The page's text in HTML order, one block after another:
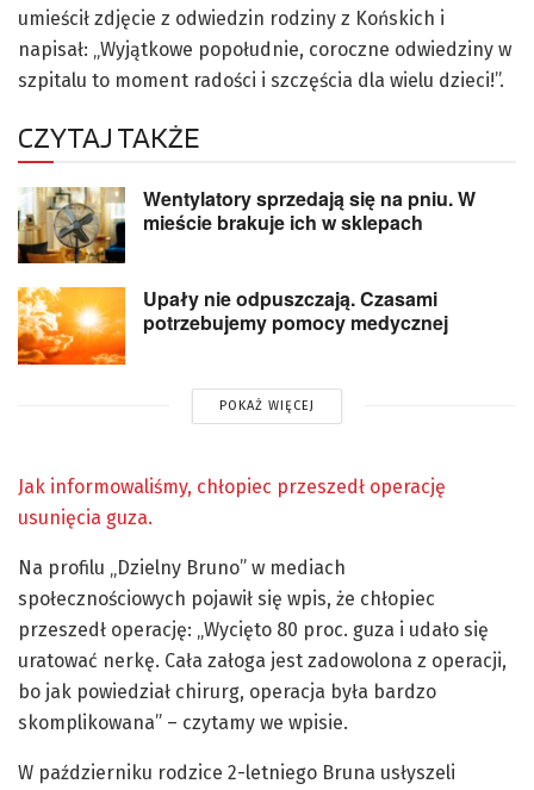
umieścił zdjęcie z odwiedzin rodziny z Końskich i
napisał: „Wyjątkowe popołudnie, coroczne odwiedziny w
szpitalu to moment radości i szczęścia dla wielu dzieci!”.
CZYTAJ TAKŻE
Wentylatory sprzedają się na pniu. W
mieście brakuje ich w sklepach
Upały nie odpuszczają. Czasami
potrzebujemy pomocy medycznej
POKAŻ WIĘCEJ
Jak informowaliśmy, chłopiec przeszedł operację
usunięcia guza.
Na profilu „Dzielny Bruno” w mediach
społecznościowych pojawił się wpis, że chłopiec
przeszedł operację: „Wycięto 80 proc. guza i udało się
uratować nerkę. Cała załoga jest zadowolona z operacji,
bo jak powiedział chirurg, operacja była bardzo
skomplikowana” – czytamy we wpisie.
W październiku rodzice 2-letniego Bruna usłyszeli